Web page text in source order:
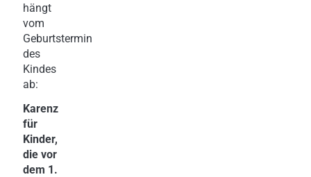
hängt
vom
Geburtstermin
des
Kindes
ab:
Karenz
für
Kinder,
die vor
dem 1.